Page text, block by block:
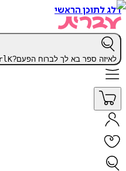
הראשי
ספר בא לך לברוח הפעם? CtrlK